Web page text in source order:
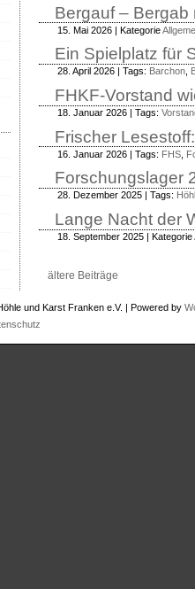
Bergauf – Bergab
15. Mai 2026 | Kategorie
Ein Spielplatz für
28. April 2026 | Tags: Barchon
FHKF-Vorstand
18. Januar 2026 | Tags:
Frischer
16. Januar 2026 | Tags: FHS
Forschungslager
28. Dezember 2025 | Tags:
Lange Nacht der
18. September 2025 | Kategorie
ältere Beiträge
und Karst Franken e.V. | Powered by